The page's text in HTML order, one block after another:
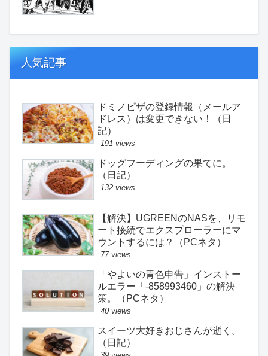
人気記事
ドミノピザの登録情報（メールア
ドレス）は変更できない！（日
記）
191 views
ドッグフーディングの果てに。
（日記）
132 views
【解決】UGREENのNASを、リモ
ート接続でエクスプローラーにマ
ウントするには？（PCネタ）
77 views
「やよいの青色申告」インストー
ルエラー「-858993460」の解決
策。（PCネタ）
40 views
スイーツ大好きおじさんが逝く。
（日記）